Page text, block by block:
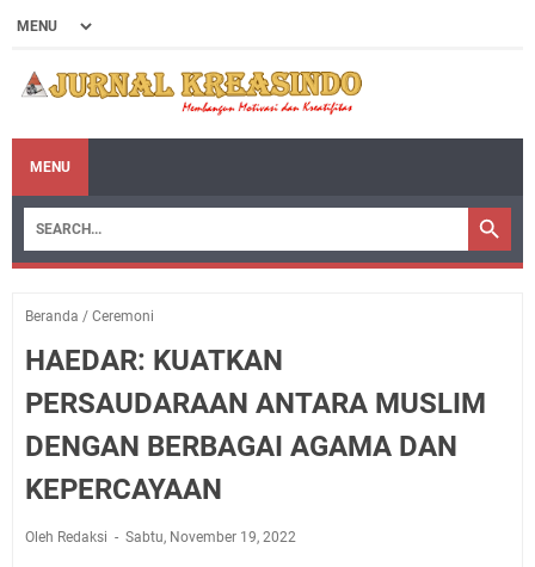
MENU
Beranda / Ceremoni
HAEDAR: KUATKAN
PERSAUDARAAN ANTARA MUSLIM
DENGAN BERBAGAI AGAMA DAN
KEPERCAYAAN
Oleh Redaksi Sabtu, November 19, 2022